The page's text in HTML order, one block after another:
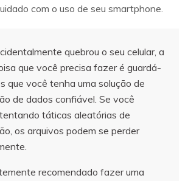
com o uso de seu smartphone.
quebrou o seu celular, a
que você precisa fazer é guardá-
que você tenha uma solução de
de dados confiável. Se você
táticas aleatórias de
os arquivos podem se perder
recomendado fazer uma